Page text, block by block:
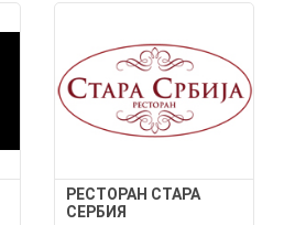
РЕСТОРАН СТАРА
СЕРБИЯ